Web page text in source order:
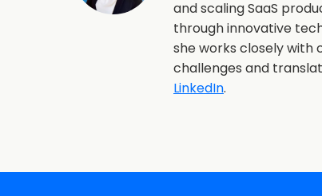
and scaling SaaS
through innovative
she works closely with
challenges and
LinkedIn.